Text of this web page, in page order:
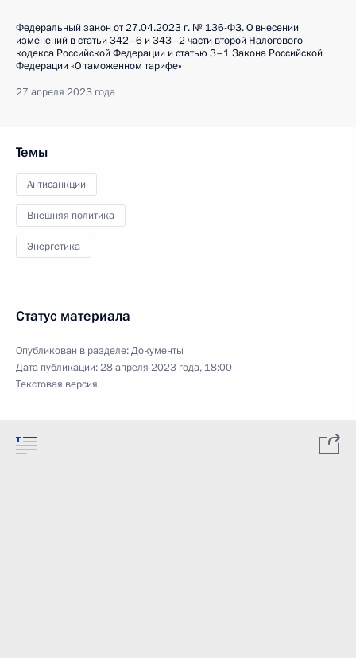
Федеральный закон от 27.04.2023 г. № 136-ФЗ. О внесении
изменений в статьи 342–6 и 343–2 части второй Налогового
кодекса Российской Федерации и статью 3–1 Закона Российской
Федерации «О таможенном тарифе»
27 апреля 2023 года
Темы
Антисанкции
Внешняя политика
Энергетика
Статус материала
Опубликован в разделе:Документы
Дата публикации:28 апреля 2023 года, 18:00
Текстовая версия